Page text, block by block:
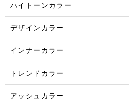
ハイトーンカラー
デザインカラー
インナーカラー
トレンドカラー
アッシュカラー